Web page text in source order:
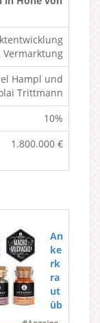
Vermarktung
Hampl und
Trittmann
10%
1.800.000 €
An
ke
rk
ra
ut
üb